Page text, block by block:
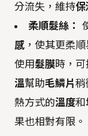
分流失，維持
柔順髮絲：
感 ，使其更柔
使用髮膜時，
溫幫助毛鱗片稍
熱方式的溫度和
果也相對有限。